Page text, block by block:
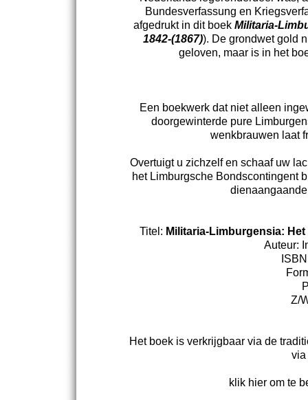
Bundesverfassung en
afgedrukt in dit boek Militaria-
1842-(1867)). De grondwet gold
geloven, maar is in het
Een boekwerk dat niet alleen
doorgewinterde pure
wenkbrauwen laat
Overtuigt u zichzelf en schaaf uw
het Limburgsche Bondscontingent
Titel: Militaria-Limburgensia:
Auteur:
Z/
Het boek is verkrijgbaar via de
via
klik hier om te